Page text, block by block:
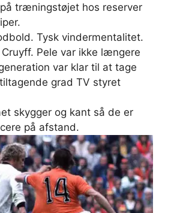
træningstøjet hos reserver
Tysk vindermentalitet.
Pele var ikke længere
var klar til at tage
grad TV styret
skygger og kant så de er
på afstand.